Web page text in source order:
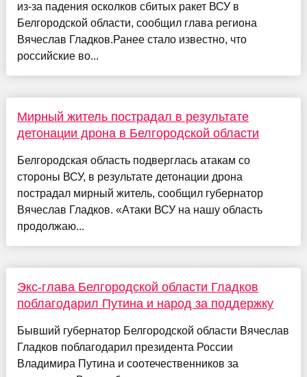
из-за падения осколков сбитых ракет ВСУ в
Белгородской области, сообщил глава региона
Вячеслав Гладков.Ранее стало известно, что
российские во...
Мирный житель пострадал в результате
детонации дрона в Белгородской области
Белгородская область подверглась атакам со
стороны ВСУ, в результате детонации дрона
пострадал мирный житель, сообщил губернатор
Вячеслав Гладков. «Атаки ВСУ на нашу область
продолжаю...
Экс-глава Белгородской области Гладков
поблагодарил Путина и народ за поддержку
Бывший губернатор Белгородской области Вячеслав
Гладков поблагодарил президента России
Владимира Путина и соотечественников за